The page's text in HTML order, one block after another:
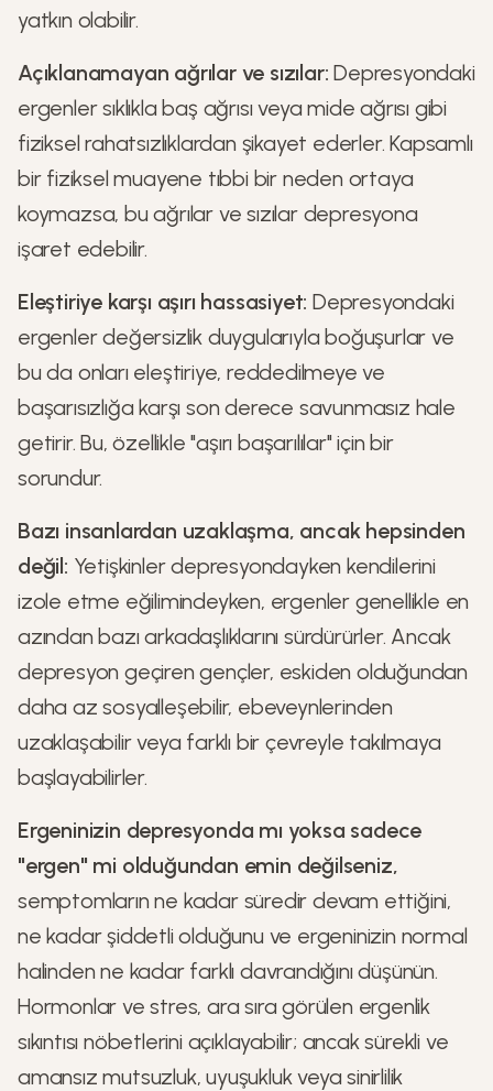
yatkın olabilir.
Açıklanamayan ağrılar ve sızılar: Depresyondaki
ergenler sıklıkla baş ağrısı veya mide ağrısı gibi
fiziksel rahatsızlıklardan şikayet ederler. Kapsamlı
bir fiziksel muayene tıbbi bir neden ortaya
koymazsa, bu ağrılar ve sızılar depresyona
işaret edebilir.
Eleştiriye karşı aşırı hassasiyet: Depresyondaki
ergenler değersizlik duygularıyla boğuşurlar ve
bu da onları eleştiriye, reddedilmeye ve
başarısızlığa karşı son derece savunmasız hale
getirir. Bu, özellikle "aşırı başarılılar" için bir
sorundur.
Bazı insanlardan uzaklaşma, ancak hepsinden
değil: Yetişkinler depresyondayken kendilerini
izole etme eğilimindeyken, ergenler genellikle en
azından bazı arkadaşlıklarını sürdürürler. Ancak
depresyon geçiren gençler, eskiden olduğundan
daha az sosyalleşebilir, ebeveynlerinden
uzaklaşabilir veya farklı bir çevreyle takılmaya
başlayabilirler.
Ergeninizin depresyonda mı yoksa sadece
"ergen" mi olduğundan emin değilseniz,
semptomların ne kadar süredir devam ettiğini,
ne kadar şiddetli olduğunu ve ergeninizin normal
halinden ne kadar farklı davrandığını düşünün.
Hormonlar ve stres, ara sıra görülen ergenlik
sıkıntısı nöbetlerini açıklayabilir; ancak sürekli ve
amansız mutsuzluk, uyuşukluk veya sinirlilik